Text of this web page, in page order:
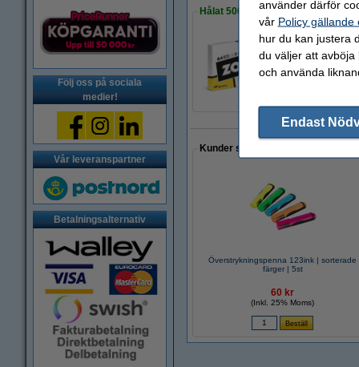
Följ oss på sociala
medier!
Vår leveranspartner
Betalningsalternativ
Hålat 500 ark
Kopieringspapper
85 kr
Kunder som gjort ett liknande köp
Överstrykningspenna 123ink | sorterade
färger | 5st
60 kr
(Inkl. 25% Moms)
använder därför
vår Policy gällande
hur du kan justera
du väljer att avböja
och använda
Endast